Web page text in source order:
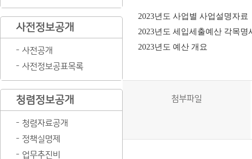
사전정보공개
사전공개
사전정보공표목록
청렴정보공개
청렴자료공개
정책실명제
업무추진비
2023년도 사업별 사업설명자료
2023년도 세입세출예산 각목명
2023년도 예산 개요
첨부파일